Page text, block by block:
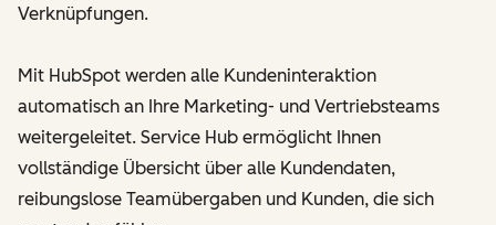
Verknüpfungen.
Mit HubSpot werden alle Kundeninteraktion
automatisch an Ihre Marketing- und Vertriebsteams
weitergeleitet. Service Hub ermöglicht Ihnen
vollständige Übersicht über alle Kundendaten,
reibungslose Teamübergaben und Kunden, die sich